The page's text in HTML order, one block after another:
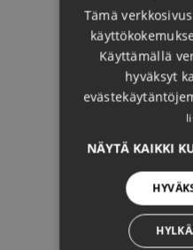
NUEVA
Tämä
Käyttämällä
hyväksyt
NÄYTÄ KAIKKI